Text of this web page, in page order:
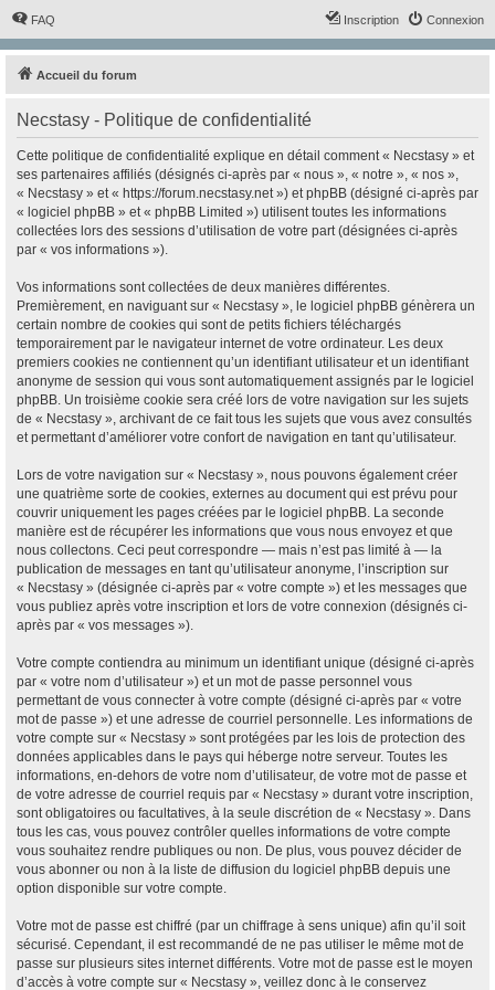
FAQ Connexion
Inscription
Accueil du forum
Necstasy - Politique de confidentialité
Cette politique de confidentialité explique en détail comment « Necstasy » et
ses partenaires affiliés (désignés ci-après par « nous », « notre », « nos »,
« Necstasy » et « https://forum.necstasy.net ») et phpBB (désigné ci-après par
« logiciel phpBB » et « phpBB Limited ») utilisent toutes les informations
collectées lors des sessions d’utilisation de votre part (désignées ci-après
par « vos informations »).
Vos informations sont collectées de deux manières différentes.
Premièrement, en naviguant sur « Necstasy », le logiciel phpBB génèrera un
certain nombre de cookies qui sont de petits fichiers téléchargés
temporairement par le navigateur internet de votre ordinateur. Les deux
premiers cookies ne contiennent qu’un identifiant utilisateur et un identifiant
anonyme de session qui vous sont automatiquement assignés par le logiciel
phpBB. Un troisième cookie sera créé lors de votre navigation sur les sujets
de « Necstasy », archivant de ce fait tous les sujets que vous avez consultés
et permettant d’améliorer votre confort de navigation en tant qu’utilisateur.
Lors de votre navigation sur « Necstasy », nous pouvons également créer
une quatrième sorte de cookies, externes au document qui est prévu pour
couvrir uniquement les pages créées par le logiciel phpBB. La seconde
manière est de récupérer les informations que vous nous envoyez et que
nous collectons. Ceci peut correspondre — mais n’est pas limité à — la
publication de messages en tant qu’utilisateur anonyme, l’inscription sur
« Necstasy » (désignée ci-après par « votre compte ») et les messages que
vous publiez après votre inscription et lors de votre connexion (désignés ci-
après par « vos messages »).
Votre compte contiendra au minimum un identifiant unique (désigné ci-après
par « votre nom d’utilisateur ») et un mot de passe personnel vous
permettant de vous connecter à votre compte (désigné ci-après par « votre
mot de passe ») et une adresse de courriel personnelle. Les informations de
votre compte sur « Necstasy » sont protégées par les lois de protection des
données applicables dans le pays qui héberge notre serveur. Toutes les
informations, en-dehors de votre nom d’utilisateur, de votre mot de passe et
de votre adresse de courriel requis par « Necstasy » durant votre inscription,
sont obligatoires ou facultatives, à la seule discrétion de « Necstasy ». Dans
tous les cas, vous pouvez contrôler quelles informations de votre compte
vous souhaitez rendre publiques ou non. De plus, vous pouvez décider de
vous abonner ou non à la liste de diffusion du logiciel phpBB depuis une
option disponible sur votre compte.
Votre mot de passe est chiffré (par un chiffrage à sens unique) afin qu’il soit
sécurisé. Cependant, il est recommandé de ne pas utiliser le même mot de
passe sur plusieurs sites internet différents. Votre mot de passe est le moyen
d’accès à votre compte sur « Necstasy », veillez donc à le conservez